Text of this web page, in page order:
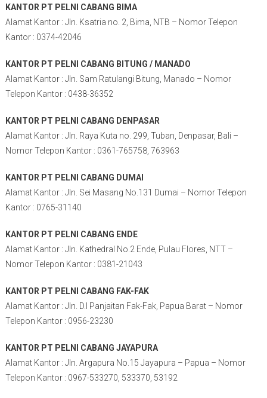
KANTOR PT PELNI CABANG BIMA
Alamat Kantor : Jln. Ksatria no. 2, Bima, NTB – Nomor Telepon
Kantor : 0374-42046
KANTOR PT PELNI CABANG BITUNG / MANADO
Alamat Kantor : Jln. Sam Ratulangi Bitung, Manado – Nomor
Telepon Kantor : 0438-36352
KANTOR PT PELNI CABANG DENPASAR
Alamat Kantor : Jln. Raya Kuta no. 299, Tuban, Denpasar, Bali –
Nomor Telepon Kantor : 0361-765758, 763963
KANTOR PT PELNI CABANG DUMAI
Alamat Kantor : Jln. Sei Masang No.131 Dumai – Nomor Telepon
Kantor : 0765-31140
KANTOR PT PELNI CABANG ENDE
Alamat Kantor : Jln. Kathedral No.2 Ende, Pulau Flores, NTT –
Nomor Telepon Kantor : 0381-21043
KANTOR PT PELNI CABANG FAK-FAK
Alamat Kantor : Jln. D.I Panjaitan Fak-Fak, Papua Barat – Nomor
Telepon Kantor : 0956-23230
KANTOR PT PELNI CABANG JAYAPURA
Alamat Kantor : Jln. Argapura No.15 Jayapura – Papua – Nomor
Telepon Kantor : 0967-533270, 533370, 53192